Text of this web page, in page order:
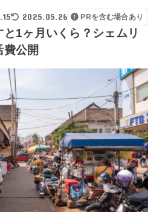
2025.05.26 PRを含む場合あり
1ヶ月いくら？シェムリ
費公開